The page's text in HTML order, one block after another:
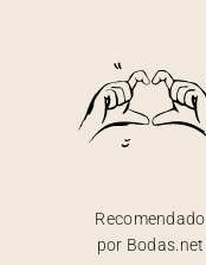
Recomendado
por Bodas.net